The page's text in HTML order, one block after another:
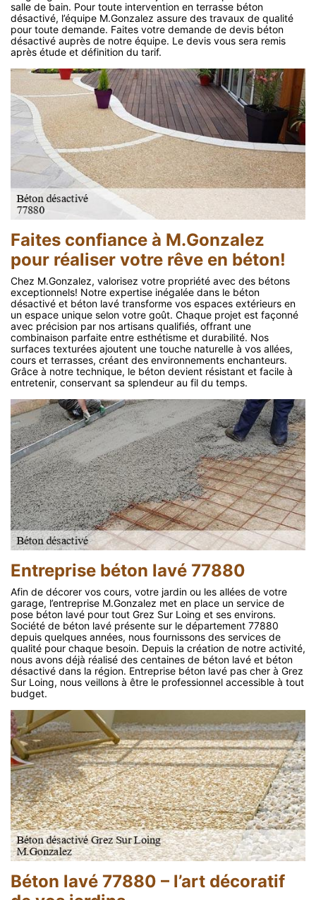
salle de bain. Pour toute intervention en terrasse béton
désactivé, l’équipe M.Gonzalez assure des travaux de qualité
pour toute demande. Faites votre demande de devis béton
désactivé auprès de notre équipe. Le devis vous sera remis
après étude et définition du tarif.
Faites confiance à M.Gonzalez
pour réaliser votre rêve en béton!
Chez M.Gonzalez, valorisez votre propriété avec des bétons
exceptionnels! Notre expertise inégalée dans le béton
désactivé et béton lavé transforme vos espaces extérieurs en
un espace unique selon votre goût. Chaque projet est façonné
avec précision par nos artisans qualifiés, offrant une
combinaison parfaite entre esthétisme et durabilité. Nos
surfaces texturées ajoutent une touche naturelle à vos allées,
cours et terrasses, créant des environnements enchanteurs.
Grâce à notre technique, le béton devient résistant et facile à
entretenir, conservant sa splendeur au fil du temps.
Entreprise béton lavé 77880
Afin de décorer vos cours, votre jardin ou les allées de votre
garage, l’entreprise M.Gonzalez met en place un service de
pose béton lavé pour tout Grez Sur Loing et ses environs.
Société de béton lavé présente sur le département 77880
depuis quelques années, nous fournissons des services de
qualité pour chaque besoin. Depuis la création de notre activité,
nous avons déjà réalisé des centaines de béton lavé et béton
désactivé dans la région. Entreprise béton lavé pas cher à Grez
Sur Loing, nous veillons à être le professionnel accessible à tout
budget.
Béton lavé 77880 – l’art décoratif